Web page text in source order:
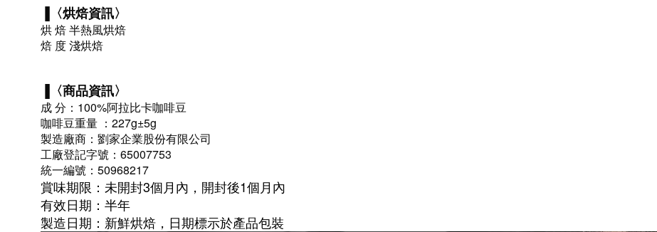
▐〈烘焙資訊〉
烘 焙 半熱風烘焙
焙 度 淺烘焙
▐〈商品資訊〉
成 分：100%阿拉比卡咖啡豆
咖啡豆重量 ：227g±5g
製造廠商：劉家企業股份有限公司
工廠登記字號：65007753
統一編號：50968217
賞味期限：未開封3個月內，開封後1個月內
有效日期：半年
製造日期：新鮮烘焙，日期標示於產品包裝